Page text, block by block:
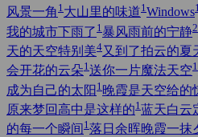
风景一角 1 大山里的味道1 Windows1
我的城市下雨了 1 暴风雨前的宁静2
天的天空特别美4又到了拍云的夏
会开花的云朵1 送你一片魔法天空1
成为自己的太阳 1 晚霞是天空给的
原来梦回高中是这样的1 蓝天白云
的每一个瞬间 1 落日余晖晚霞一抹